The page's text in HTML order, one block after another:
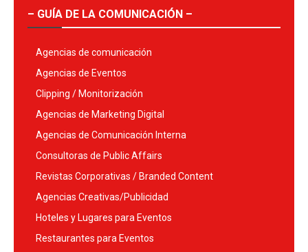
– GUÍA DE LA COMUNICACIÓN –
Agencias de comunicación
Agencias de Eventos
Clipping / Monitorización
Agencias de Marketing Digital
Agencias de Comunicación Interna
Consultoras de Public Affairs
Revistas Corporativas / Branded Content
Agencias Creativas/Publicidad
Hoteles y Lugares para Eventos
Restaurantes para Eventos